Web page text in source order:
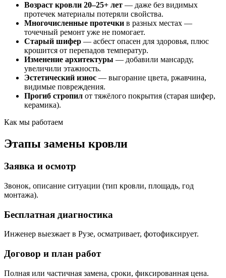
Возраст кровли 20–25+ лет — даже без видимых
протечек материалы потеряли свойства.
Многочисленные протечки в разных местах —
точечный ремонт уже не помогает.
Старый шифер — асбест опасен для здоровья, плюс
крошится от перепадов температур.
Изменение архитектуры — добавили мансарду,
увеличили этажность.
Эстетический износ — выгорание цвета, ржавчина,
видимые повреждения.
Прогиб стропил от тяжёлого покрытия (старая шифер,
керамика).
Как мы работаем
Этапы замены кровли
Заявка и осмотр
Звонок, описание ситуации (тип кровли, площадь, год
монтажа).
Бесплатная диагностика
Инженер выезжает в Рузе, осматривает, фотофиксирует.
Договор и план работ
Полная или частичная замена, сроки, фиксированная цена.